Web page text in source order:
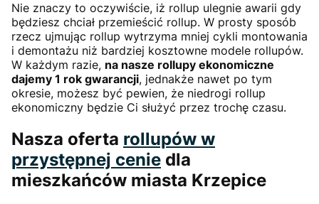
Nie znaczy to oczywiście, iż rollup ulegnie awarii gdy
będziesz chciał przemieścić rollup. W prosty sposób
rzecz ujmując rollup wytrzyma mniej cykli montowania
i demontażu niż bardziej kosztowne modele rollupów.
W każdym razie, na nasze rollupy ekonomiczne
dajemy 1 rok gwarancji, jednakże nawet po tym
okresie, możesz być pewien, że niedrogi rollup
ekonomiczny będzie Ci służyć przez trochę czasu.
Nasza oferta rollupów w
przystępnej cenie dla
mieszkańców miasta Krzepice